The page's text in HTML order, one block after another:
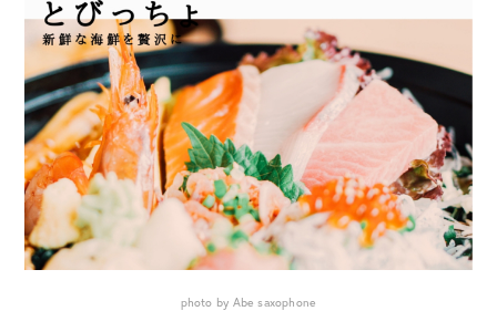
photo by Abe saxophone